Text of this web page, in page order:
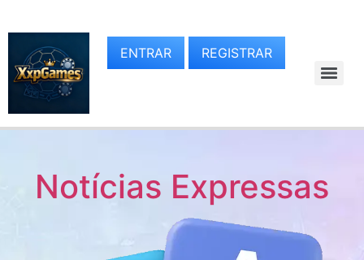
ENTRAR REGISTRAR
Notícias Expressas